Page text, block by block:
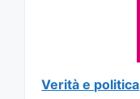
Verità e politica